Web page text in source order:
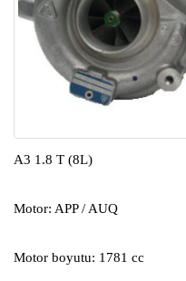
A3 1.8 T (8L)
Motor: APP / AUQ
Motor boyutu: 1781 cc